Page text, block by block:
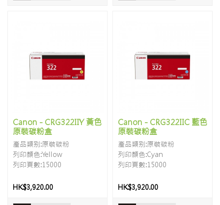
Canon - CRG322IIY 黃色
原裝碳粉盒
產品類别:原裝碳粉
列印顏色:Yellow
列印頁數:15000
HK$3,920.00
Canon - CRG322IIC 藍色
原裝碳粉盒
產品類别:原裝碳粉
列印顏色:Cyan
列印頁數:15000
HK$3,920.00